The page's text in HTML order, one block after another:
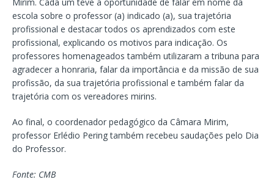
escola sobre o professor (a) indicado (a), sua trajetória
profissional e destacar todos os aprendizados com este
profissional, explicando os motivos para indicação. Os
professores homenageados também utilizaram a tribuna para
agradecer a honraria, falar da importância e da missão de sua
profissão, da sua trajetória profissional e também falar da
trajetória com os vereadores mirins.
Ao final, o coordenador pedagógico da Câmara Mirim,
professor Erlédio Pering também recebeu saudações pelo Dia
do Professor.
Fonte: CMB